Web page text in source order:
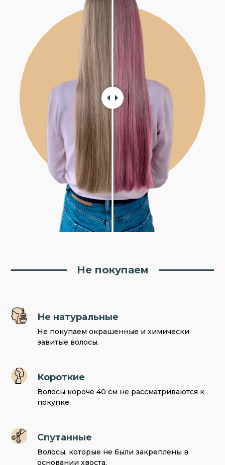
Не покупаем
Не натуральные
Не покупаем окрашенные и химически
завитые волосы.
Короткие
Волосы короче 40 см не рассматриваются к
покупке.
Спутанные
Волосы, которые не были закреплены в
основании хвоста.